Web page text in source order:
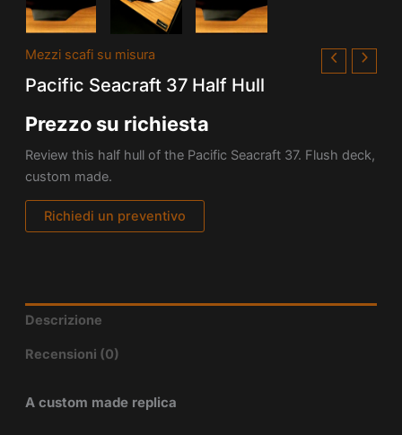
Mezzi scafi su misura
Pacific Seacraft 37 Half Hull
Prezzo su richiesta
Review this half hull of the Pacific Seacraft 37. Flush deck,
custom made.
Richiedi un preventivo
Descrizione
Recensioni (0)
A custom made replica